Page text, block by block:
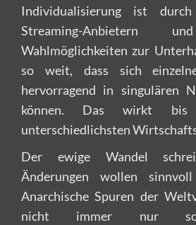
Individualisierung ist
Streaming-Anbietern
Wahlmöglichkeiten zur
so weit, dass sich
hervorragend in singulären
können. Das wirkt
unterschiedlichsten
Der ewige Wandel
Änderungen wollen
Anarchische Spuren der
nicht immer nur